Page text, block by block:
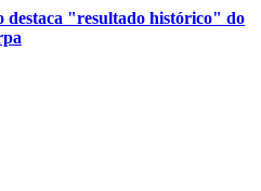
destaca "resultado histórico" do